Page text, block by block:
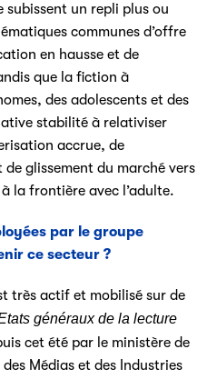
un repli plus ou
communes d’offre
en hausse et de
que la fiction à
des adolescents et des
stabilité à relativiser
accrue, de
de glissement du marché vers
la frontière avec l’adulte.
par le groupe
ce secteur ?
très actif et mobilisé sur de
généraux de la lecture
cet été par le ministère de
Médias et des Industries